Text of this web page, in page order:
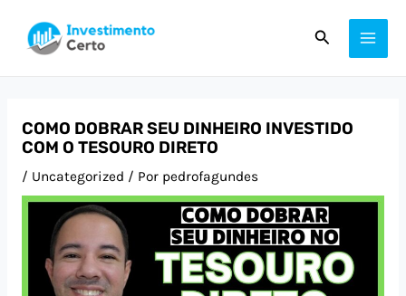
para
Pesquisar
COMO DOBRAR SEU DINHEIRO INVESTIDO
COM O TESOURO DIRETO
/ Uncategorized / Por pedrofagundes
navigation